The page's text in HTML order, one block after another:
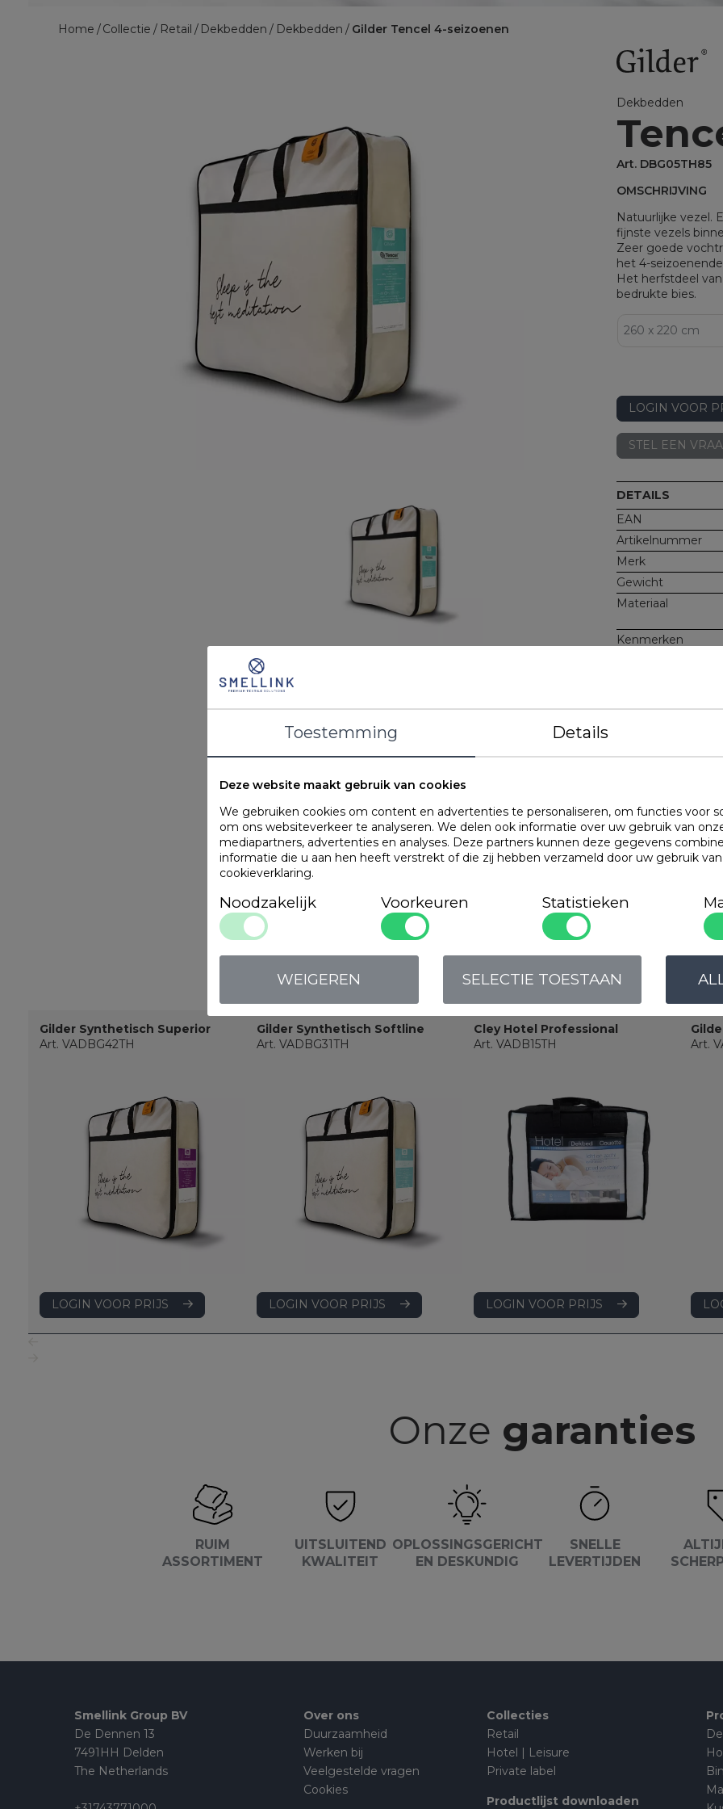
MATRASBESCHERMERS
Matrasbeschermers
Matrasbeschermers -
Matrasbeschermers -
Home Collectie Retail Dekbedden Dekbedden Gilder Tencel 4-seizoenen
Dekbedden
Art. DBG05TH85
OMSCHRIJVING
Natuurlijke vezel.
fijnste vezels
Zeer goede
het 4-
Het herfstdeel
bedrukte bies.
LOGIN VOOR
STEL EEN
DETAILS
EAN
Artikelnummer
Merk
Gewicht
Materiaal
Kenmerken
OMSCHRIJVING
Natuurlijke vezel.
fijnste vezels
Zeer goede
het 4-
Het herfstdeel
Populaire
Gilder Synthetisch Superior
Art. VADBG42TH
LOGIN VOOR PRIJS
Gilder Synthetisch Softline
Art. VADBG31TH
LOGIN VOOR PRIJS
Cley Hotel Professional
Art. VADB15TH
LOGIN VOOR PRIJS
Art.
Onze garanties
RUIM
ASSORTIMENT
UITSLUITEND
KWALITEIT
OPLOSSINGSGERICHT
EN DESKUNDIG
SNELLE
LEVERTIJDEN
Smellink Group BV
De Dennen 13
7491HH Delden
The Netherlands
Over ons
Duurzaamheid
Werken bij
Veelgestelde vragen
Cookies
Collecties
Retail
Hotel | Leisure
Private label
Productlijst downloaden
Toestemming Details
Deze website maakt gebruik van cookies
We gebruiken cookies om content en advertenties te personaliseren, om functies voor
om ons websiteverkeer te analyseren. We delen ook informatie over uw gebruik van
mediapartners, advertenties en analyses. Deze partners kunnen deze gegevens
informatie die u aan hen heeft verstrekt of die zij hebben verzameld door uw gebruik
cookieverklaring.
Noodzakelijk Voorkeuren Statistieken
WEIGEREN SELECTIE TOESTAAN